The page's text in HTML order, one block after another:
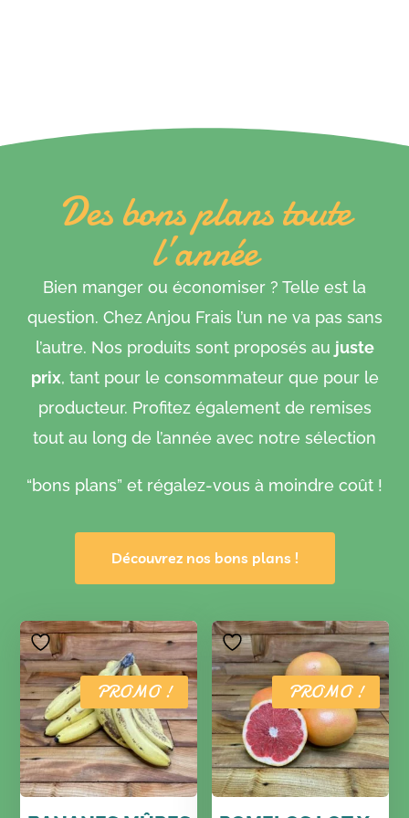
Des bons plans toute
l’année
Bien manger ou économiser ? Telle est la
question. Chez Anjou Frais l’un ne va pas sans
l’autre. Nos produits sont proposés au juste
prix, tant pour le consommateur que pour le
producteur. Profitez également de remises
tout au long de l’année avec notre sélection
“bons plans” et régalez-vous à moindre coût !
Découvrez nos bons plans !
PROMO ! PROMO !